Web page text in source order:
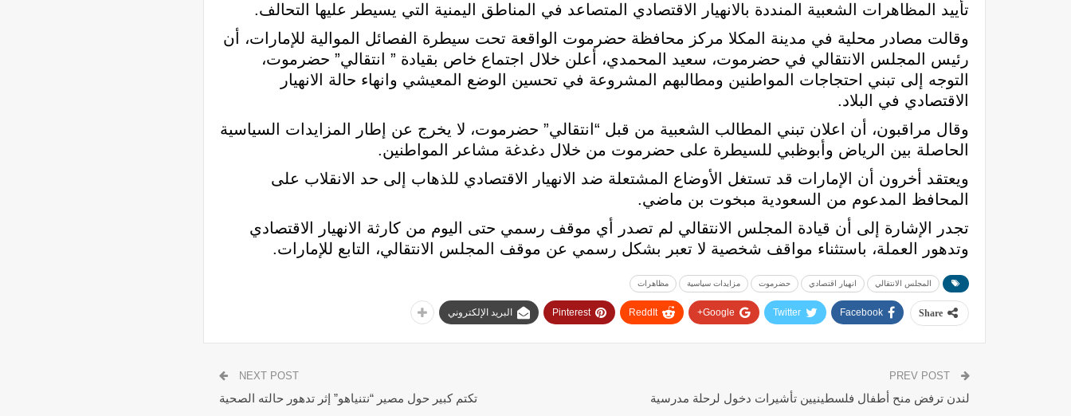
تأييد المظاهرات الشعبية المنددة بالانهيار الاقتصادي المتصاعد في المناطق اليمنية التي يسيطر عليها التحالف.
وقالت مصادر محلية في مدينة المكلا مركز محافظة حضرموت الواقعة تحت سيطرة الفصائل الموالية للإمارات، أن
رئيس المجلس الانتقالي في حضرموت، سعيد المحمدي، أعلن خلال اجتماع خاص بقيادة ” انتقالي” حضرموت،
التوجه إلى تبني احتجاجات المواطنين ومطالبهم المشروعة في تحسين الوضع المعيشي وانهاء حالة الانهيار
الاقتصادي في البلاد.
وقال مراقبون، أن اعلان تبني المطالب الشعبية من قبل “انتقالي” حضرموت، لا يخرج عن إطار المزايدات السياسية
الحاصلة بين الرياض وأبوظبي للسيطرة على حضرموت من خلال دغدغة مشاعر المواطنين.
ويعتقد أخرون أن الإمارات قد تستغل الأوضاع المشتعلة ضد الانهيار الاقتصادي للذهاب إلى حد الانقلاب على
المحافظ المدعوم من السعودية مبخوت بن ماضي.
تجدر الإشارة إلى أن قيادة المجلس الانتقالي لم تصدر أي موقف رسمي حتى اليوم من كارثة الانهيار الاقتصادي
وتدهور العملة، باستثناء مواقف شخصية لا تعبر بشكل رسمي عن موقف المجلس الانتقالي، التابع للإمارات.
المجلس الانتقالي انهيار اقتصادي حضرموت مزايدات سياسية مظاهرات
Share
Facebook
Twitter
Google+
ReddIt
Pinterest البريد الإلكتروني
لندن ترفض منح أطفال فلسطينيين تأشيرات دخول لرحلة مدرسية
NEXT POST
تكتم كبير حول مصير “نتنياهو” إثر تدهور حالته الصحية